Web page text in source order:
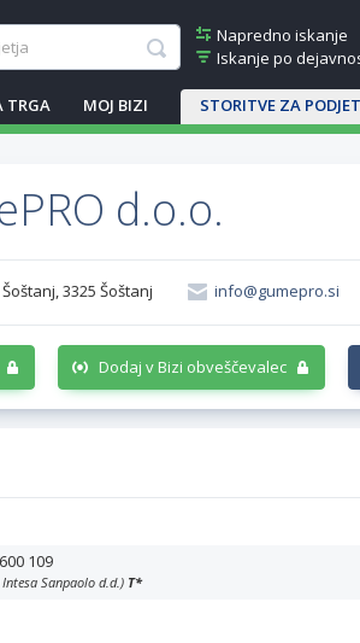
Napredno iskanje
Iskanje po
TRGA MOJ BIZI STORITVE ZA
d.o.o.
3325 Šoštanj info@gumepro.si
Dodaj v Bizi obveščevalec
109
Sanpaolo d.d.) T*